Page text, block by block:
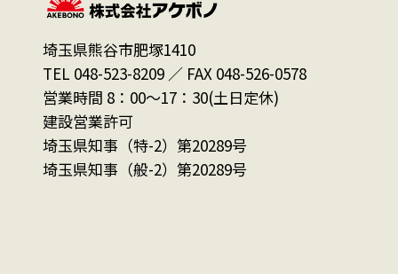
埼玉県熊谷市肥塚1410
TEL 048-523-8209 ／ FAX 048-526-0578
営業時間 8：00～17：30(土日定休)
建設営業許可
埼玉県知事（特-2）第20289号
埼玉県知事（般-2）第20289号